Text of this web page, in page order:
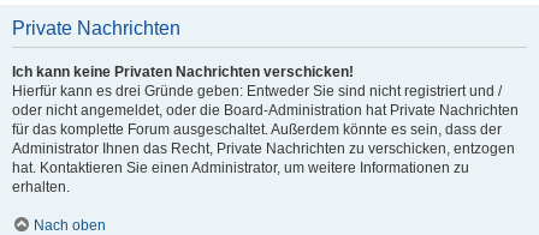
Private Nachrichten
Ich kann keine Privaten Nachrichten verschicken!
Hierfür kann es drei Gründe geben: Entweder Sie sind nicht registriert und /
oder nicht angemeldet, oder die Board-Administration hat Private Nachrichten
für das komplette Forum ausgeschaltet. Außerdem könnte es sein, dass der
Administrator Ihnen das Recht, Private Nachrichten zu verschicken, entzogen
hat. Kontaktieren Sie einen Administrator, um weitere Informationen zu
erhalten.
Nach oben